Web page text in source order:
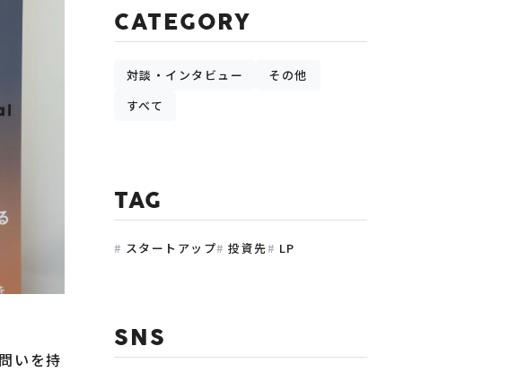
いを持
CATEGORY
対談・インタビュー
その他
すべて
TAG
スタートアップ 投資先 LP
SNS